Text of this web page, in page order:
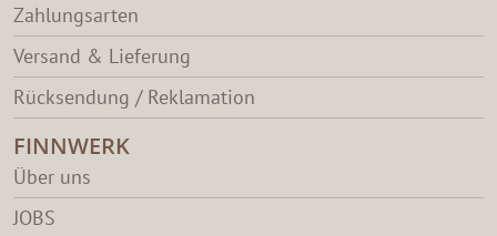
Zahlungsarten
Versand & Lieferung
Rücksendung / Reklamation
FINNWERK
Über uns
JOBS